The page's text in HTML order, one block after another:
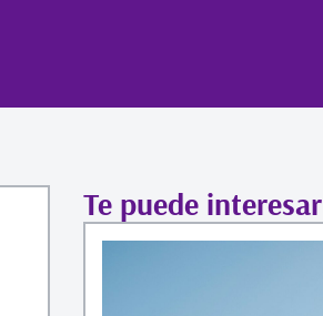
Te puede interesar